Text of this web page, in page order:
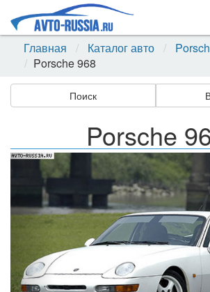
Главная
Каталог авто
Porsche 968
Поиск
Porsche
Назад